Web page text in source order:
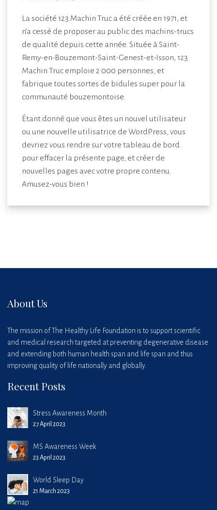
La société 123 Machin Truc a été créée en 1971, et
n’a cessé de proposer au public des machins-trucs
de qualité depuis cette année. Située à Saint-
Remy-en-Bouzemont-Saint-Genest-et-Isson, 123
Machin Truc emploie 2 000 personnes, et
fabrique toutes sortes de bidules super pour la
communauté bouzemontoise.
Étant donné que vous êtes un nouvel utilisateur
ou une nouvelle utilisatrice de WordPress, vous
devriez vous rendre sur votre tableau de bord
pour effacer la présente page, et créer de
nouvelles pages avec votre propre contenu.
Amusez-vous bien !
About Us
The mission of The Healthy Life Foundation is to support scientific
and medical research targeted at preventing degenerative disease
and extending both human health span and life span and thus
improving quality of life nationally and globally.
Recent Posts
Stress Awareness Month
27 April 2023
MS Awareness Week
23 April 2023
World Sleep Day
21 March 2023